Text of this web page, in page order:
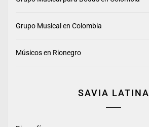
Grupo Musical en Colombia
Músicos en Rionegro
SAVIA LATINA